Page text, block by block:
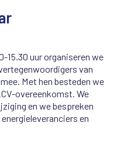
15.30 uur organiseren we
ers van
mee. Met hen besteden we
-overeenkomst . We
en we bespreken
en